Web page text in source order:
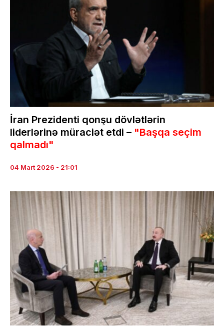
İran Prezidenti qonşu dövlətlərin
liderlərinə müraciət etdi – "Başqa seçim
qalmadı"
04 Mart 2026 - 21:01